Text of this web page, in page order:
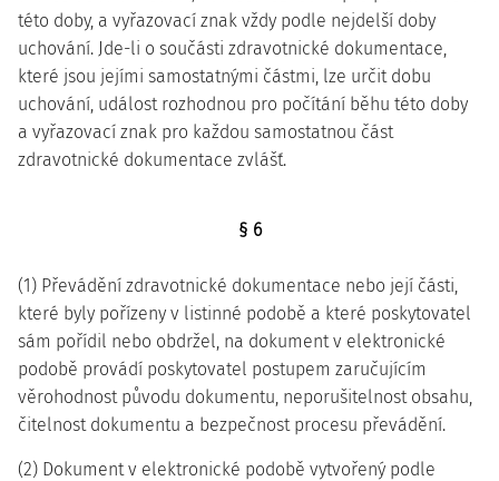
této doby, a vyřazovací znak vždy podle nejdelší doby
uchování. Jde-li o součásti zdravotnické dokumentace,
které jsou jejími samostatnými částmi, lze určit dobu
uchování, událost rozhodnou pro počítání běhu této doby
a vyřazovací znak pro každou samostatnou část
zdravotnické dokumentace zvlášť.
§ 6
(1) Převádění zdravotnické dokumentace nebo její části,
které byly pořízeny v listinné podobě a které poskytovatel
sám pořídil nebo obdržel, na dokument v elektronické
podobě provádí poskytovatel postupem zaručujícím
věrohodnost původu dokumentu, neporušitelnost obsahu,
čitelnost dokumentu a bezpečnost procesu převádění.
(2) Dokument v elektronické podobě vytvořený podle